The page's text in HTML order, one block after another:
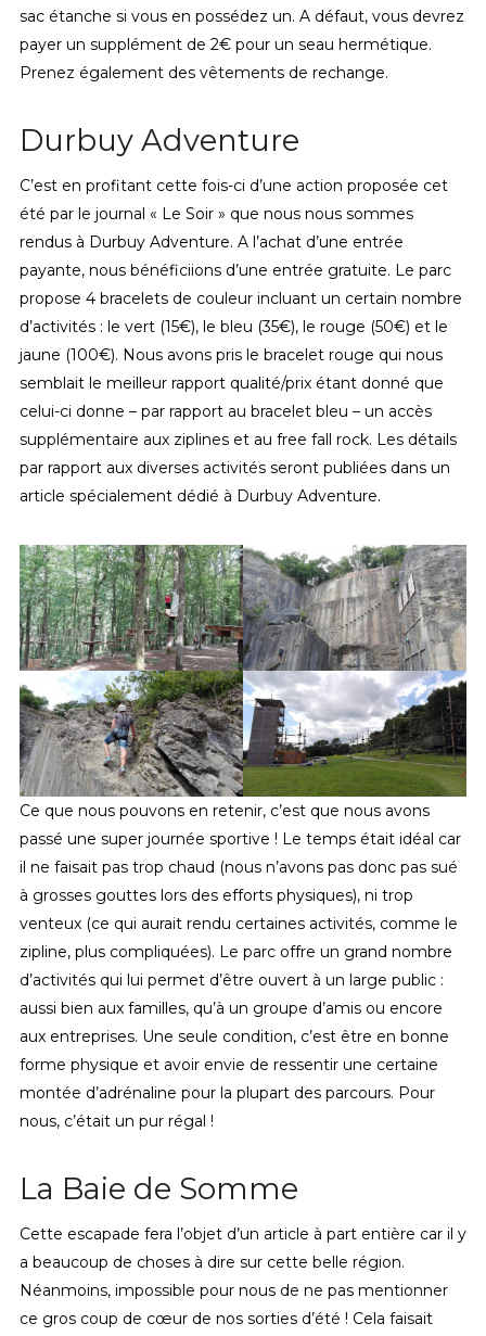
sac étanche si vous en possédez un. A défaut, vous devrez
payer un supplément de 2€ pour un seau hermétique.
Prenez également des vêtements de rechange.
Durbuy Adventure
C’est en profitant cette fois-ci d’une action proposée cet
été par le journal « Le Soir » que nous nous sommes
rendus à Durbuy Adventure. A l’achat d’une entrée
payante, nous bénéficiions d’une entrée gratuite. Le parc
propose 4 bracelets de couleur incluant un certain nombre
d’activités : le vert (15€), le bleu (35€), le rouge (50€) et le
jaune (100€). Nous avons pris le bracelet rouge qui nous
semblait le meilleur rapport qualité/prix étant donné que
celui-ci donne – par rapport au bracelet bleu – un accès
supplémentaire aux ziplines et au free fall rock. Les détails
par rapport aux diverses activités seront publiées dans un
article spécialement dédié à Durbuy Adventure.
Ce que nous pouvons en retenir, c’est que nous avons
passé une super journée sportive ! Le temps était idéal car
il ne faisait pas trop chaud (nous n’avons pas donc pas sué
à grosses gouttes lors des efforts physiques), ni trop
venteux (ce qui aurait rendu certaines activités, comme le
zipline, plus compliquées). Le parc offre un grand nombre
d’activités qui lui permet d’être ouvert à un large public :
aussi bien aux familles, qu’à un groupe d’amis ou encore
aux entreprises. Une seule condition, c’est être en bonne
forme physique et avoir envie de ressentir une certaine
montée d’adrénaline pour la plupart des parcours. Pour
nous, c’était un pur régal !
La Baie de Somme
Cette escapade fera l’objet d’un article à part entière car il y
a beaucoup de choses à dire sur cette belle région.
Néanmoins, impossible pour nous de ne pas mentionner
ce gros coup de cœur de nos sorties d’été ! Cela faisait